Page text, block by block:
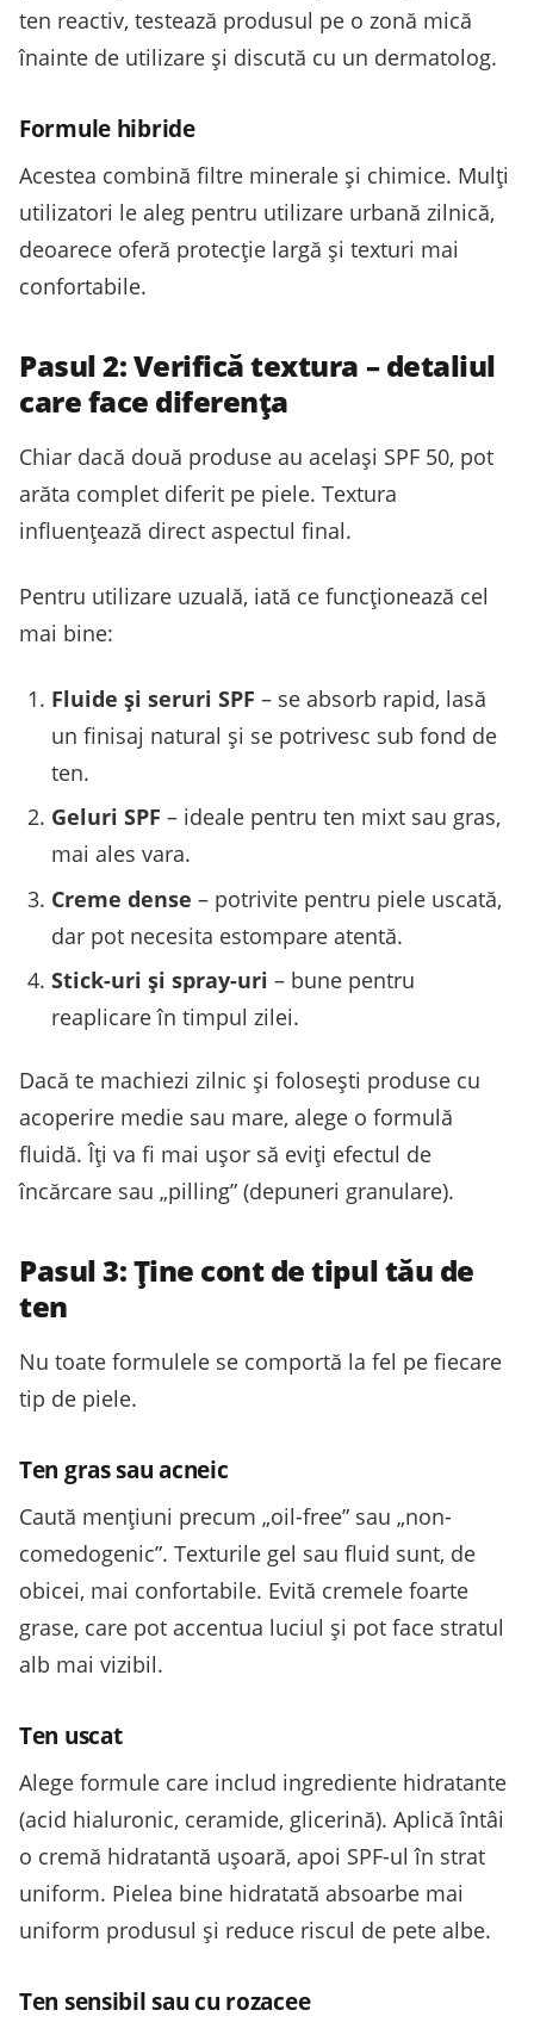
ten reactiv, testează produsul pe o zonă mică
înainte de utilizare și discută cu un dermatolog.
Formule hibride
Acestea combină filtre minerale și chimice. Mulți
utilizatori le aleg pentru utilizare urbană zilnică,
deoarece oferă protecție largă și texturi mai
confortabile.
Pasul 2: Verifică textura – detaliul
care face diferența
Chiar dacă două produse au același SPF 50, pot
arăta complet diferit pe piele. Textura
influențează direct aspectul final.
Pentru utilizare uzuală, iată ce funcționează cel
mai bine:
Fluide și seruri SPF – se absorb rapid, lasă
un finisaj natural și se potrivesc sub fond de
ten.
Geluri SPF – ideale pentru ten mixt sau gras,
mai ales vara.
Creme dense – potrivite pentru piele uscată,
dar pot necesita estompare atentă.
Stick-uri și spray-uri – bune pentru
reaplicare în timpul zilei.
Dacă te machiezi zilnic și folosești produse cu
acoperire medie sau mare, alege o formulă
fluidă. Îți va fi mai ușor să eviți efectul de
încărcare sau „pilling” (depuneri granulare).
Pasul 3: Ține cont de tipul tău de
ten
Nu toate formulele se comportă la fel pe fiecare
tip de piele.
Ten gras sau acneic
Caută mențiuni precum „oil-free” sau „non-
comedogenic”. Texturile gel sau fluid sunt, de
obicei, mai confortabile. Evită cremele foarte
grase, care pot accentua luciul și pot face stratul
alb mai vizibil.
Ten uscat
Alege formule care includ ingrediente hidratante
(acid hialuronic, ceramide, glicerină). Aplică întâi
o cremă hidratantă ușoară, apoi SPF-ul în strat
uniform. Pielea bine hidratată absoarbe mai
uniform produsul și reduce riscul de pete albe.
Ten sensibil sau cu rozacee